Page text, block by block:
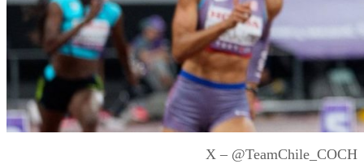
X – @TeamChile_COCH